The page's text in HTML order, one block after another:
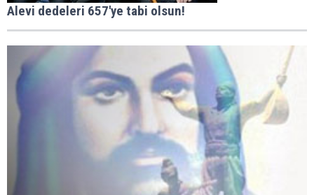
Alevi dedeleri 657'ye tabi olsun!